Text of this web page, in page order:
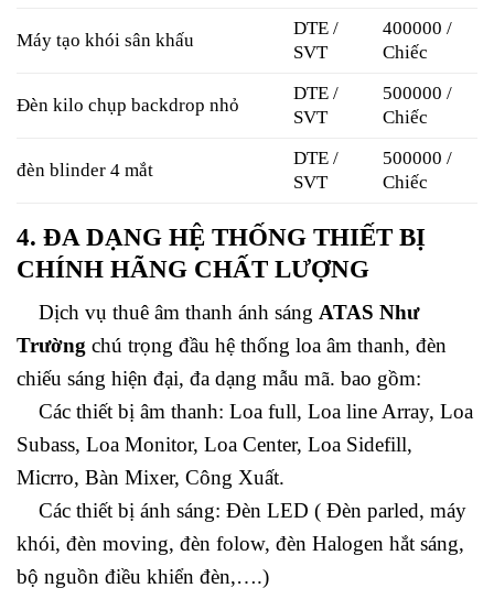
Máy tạo khói sân khấu
DTE /
SVT
400000 /
Chiếc
Đèn kilo chụp backdrop nhỏ
DTE /
SVT
500000 /
Chiếc
đèn blinder 4 mắt
DTE /
SVT
500000 /
Chiếc
4. ĐA DẠNG HỆ THỐNG THIẾT BỊ
CHÍNH HÃNG CHẤT LƯỢNG
Dịch vụ thuê âm thanh ánh sáng ATAS Như
Trường chú trọng đầu hệ thống loa âm thanh, đèn
chiếu sáng hiện đại, đa dạng mẫu mã. bao gồm:
Các thiết bị âm thanh: Loa full, Loa line Array, Loa
Subass, Loa Monitor, Loa Center, Loa Sidefill,
Micrro, Bàn Mixer, Công Xuất.
Các thiết bị ánh sáng: Đèn LED ( Đèn parled, máy
khói, đèn moving, đèn folow, đèn Halogen hắt sáng,
bộ nguồn điều khiển đèn,….)